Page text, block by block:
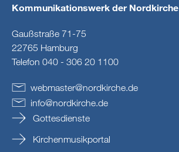
Kommunikationswerk der Nordkirche
Gaußstraße 71-75
22765 Hamburg
Telefon 040 - 306 20 1100
webmaster@nordkirche.de
info@nordkirche.de
Gottesdienste
Kirchenmusikportal